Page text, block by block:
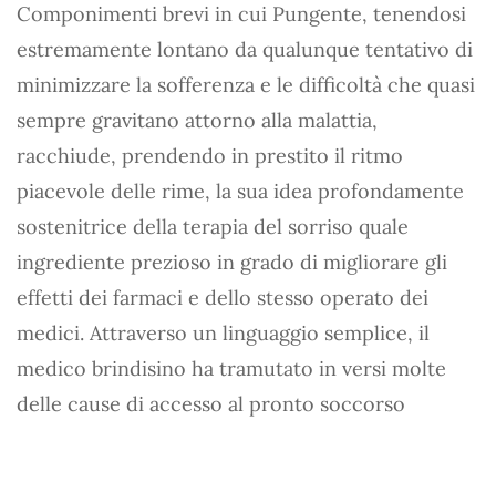
Componimenti brevi in cui Pungente, tenendosi
estremamente lontano da qualunque tentativo di
minimizzare la sofferenza e le difficoltà che quasi
sempre gravitano attorno alla malattia,
racchiude, prendendo in prestito il ritmo
piacevole delle rime, la sua idea profondamente
sostenitrice della terapia del sorriso quale
ingrediente prezioso in grado di migliorare gli
effetti dei farmaci e dello stesso operato dei
medici. Attraverso un linguaggio semplice, il
medico brindisino ha tramutato in versi molte
delle cause di accesso al pronto soccorso